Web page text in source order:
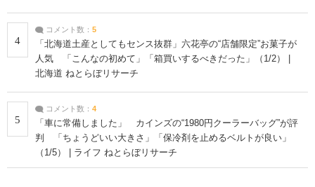
4
コメント数： 5
「北海道土産としてもセンス抜群」六花亭の“店舗限定”お菓子が
人気 「こんなの初めて」「箱買いするべきだった」（1/2） |
北海道 ねとらぼリサーチ
5
コメント数： 4
「車に常備しました」 カインズの“1980円クーラーバッグ”が評
判 「ちょうどいい大きさ」「保冷剤を止めるベルトが良い」
（1/5） | ライフ ねとらぼリサーチ